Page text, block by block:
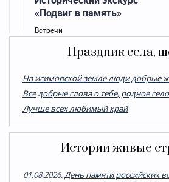
Праздник села,
На исимовской земле люди добрые
Все добрые слова о тебе, родное
Лучше всех любимый край
Истории живые
01.08.2026.День памяти российских